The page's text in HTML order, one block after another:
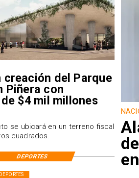
DEPORTES
creación del Parque
Piñera con
$4 mil millones
se ubicará en un terreno fiscal
cuadrados.
DEPORTES